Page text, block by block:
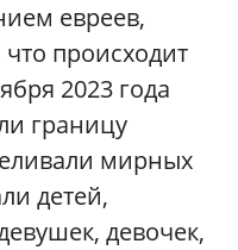
евреев,
происходит
2023 года
границу
мирных
детей,
девочек,